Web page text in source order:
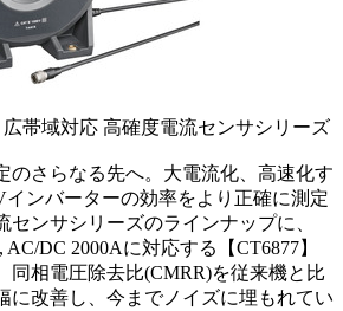
帯域対応 高確度電流センサシリーズ
のさらなる先へ。大電流化、高速化す
インバーターの効率をより正確に測定
センサシリーズのラインナップに、
AC/DC 2000Aに対応する【CT6877】
同相電圧除去比(CMRR)を従来機と比
に改善し、今までノイズに埋もれてい